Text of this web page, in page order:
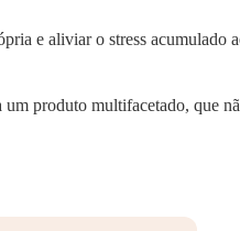
e aliviar o stress
produto multifacetado, que